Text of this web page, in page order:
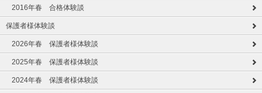
2016年春 合格体験談
保護者様体験談
2026年春 保護者様体験談
2025年春 保護者様体験談
2024年春 保護者様体験談